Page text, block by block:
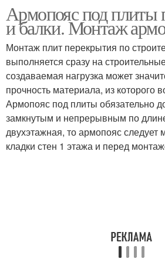
Армопояс под плиты
и балки. Монтаж
Монтаж плит перекрытия по
выполняется сразу на
создаваемая нагрузка может
прочность материала, из которого
Армопояс под плиты обязательно
замкнутым и непрерывным по
двухэтажная, то армопояс следует
кладки стен 1 этажа и перед